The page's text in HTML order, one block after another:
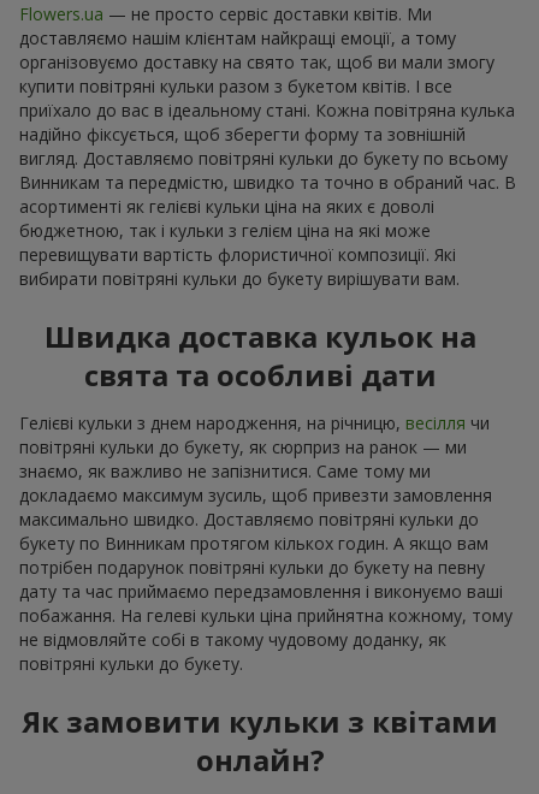
Flowers.ua — не просто сервіс доставки квітів. Ми
доставляємо нашім клієнтам найкращі емоції, а тому
організовуємо доставку на свято так, щоб ви мали змогу
купити повітряні кульки разом з букетом квітів. І все
приїхало до вас в ідеальному стані. Кожна повітряна кулька
надійно фіксується, щоб зберегти форму та зовнішній
вигляд. Доставляємо повітряні кульки до букету по всьому
Винникам та передмістю, швидко та точно в обраний час. В
асортименті як гелієві кульки ціна на яких є доволі
бюджетною, так і кульки з гелієм ціна на які може
перевищувати вартість флористичної композиції. Які
вибирати повітряні кульки до букету вирішувати вам.
Швидка доставка кульок на
свята та особливі дати
Гелієві кульки з днем народження, на річницю, весілля чи
повітряні кульки до букету, як сюрприз на ранок — ми
знаємо, як важливо не запізнитися. Саме тому ми
докладаємо максимум зусиль, щоб привезти замовлення
максимально швидко. Доставляємо повітряні кульки до
букету по Винникам протягом кількох годин. А якщо вам
потрібен подарунок повітряні кульки до букету на певну
дату та час приймаємо передзамовлення і виконуємо ваші
побажання. На гелеві кульки ціна прийнятна кожному, тому
не відмовляйте собі в такому чудовому доданку, як
повітряні кульки до букету.
Як замовити кульки з квітами
онлайн?